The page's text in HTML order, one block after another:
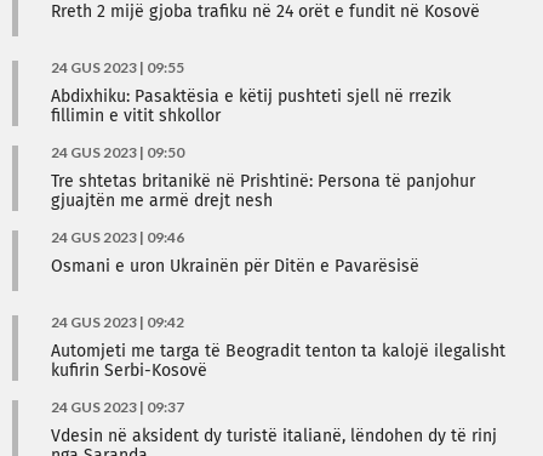
Rreth 2 mijë gjoba trafiku në 24 orët e fundit në Kosovë
24 GUS 2023 | 09:55
Abdixhiku: Pasaktësia e këtij pushteti sjell në rrezik
fillimin e vitit shkollor
24 GUS 2023 | 09:50
Tre shtetas britanikë në Prishtinë: Persona të panjohur
gjuajtën me armë drejt nesh
24 GUS 2023 | 09:46
Osmani e uron Ukrainën për Ditën e Pavarësisë
24 GUS 2023 | 09:42
Automjeti me targa të Beogradit tenton ta kalojë ilegalisht
kufirin Serbi-Kosovë
24 GUS 2023 | 09:37
Vdesin në aksident dy turistë italianë, lëndohen dy të rinj